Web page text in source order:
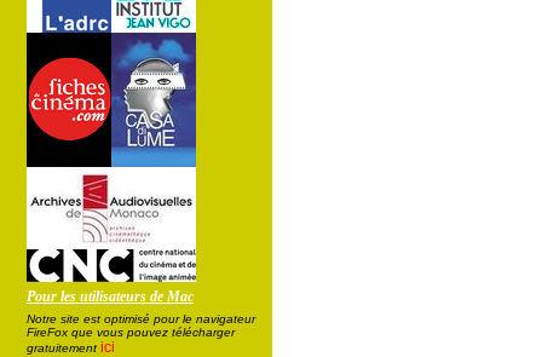
Pour les utilisateurs de Mac
Notre site est optimisé pour le navigateur
FireFox que vous pouvez télécharger
gratuitement ici